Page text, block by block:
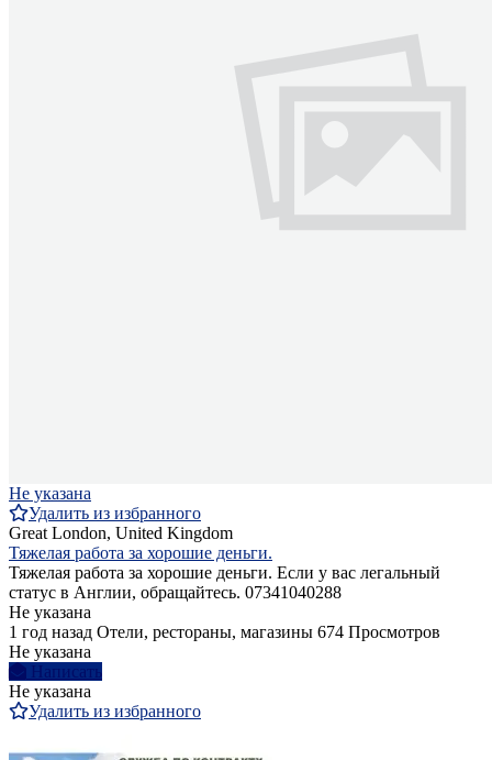
Не указана
Удалить из избранного
Great London, United Kingdom
Тяжелая работа за хорошие деньги.
Тяжелая работа за хорошие деньги. Если у вас легальный
статус в Англии, обращайтесь. 07341040288
Не указана
1 год назад Отели, рестораны, магазины 674 Просмотров
Не указана
Написать
Не указана
Удалить из избранного